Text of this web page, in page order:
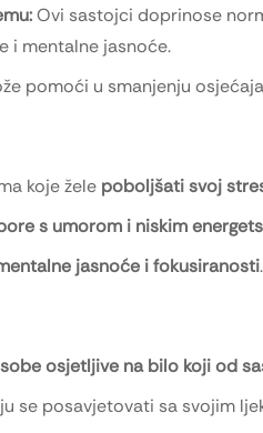
Ovi sastojci doprinose
i mentalne jasnoće.
pomoći u smanjenju
koje žele poboljšati svoj
s umorom i niskim
jasnoće i fokusiranosti.
osjetljive na bilo koji od
se posavjetovati sa svojim